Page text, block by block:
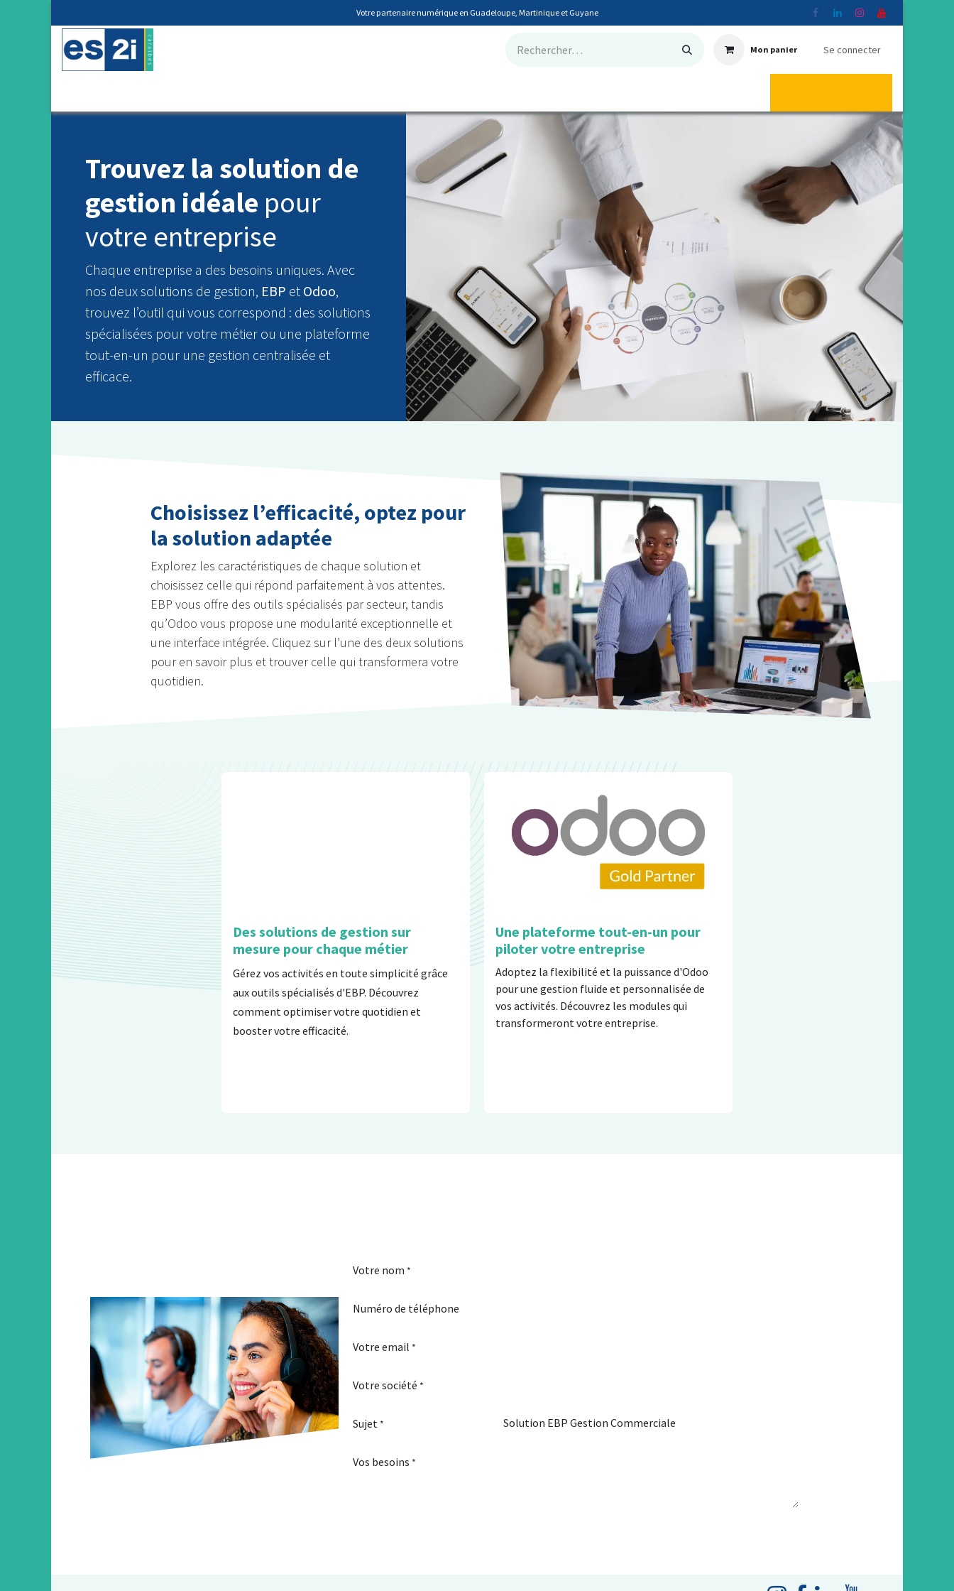
Votre partenaire numérique en Guadeloupe, Martinique et Guyane
Mon panier Se connecter
Trouvez la solution de
gestion idéale pour
votre entreprise
Chaque entreprise a des besoins uniques. Avec
nos deux solutions de gestion, EBP et Odoo,
trouvez l’outil qui vous correspond : des solutions
spécialisées pour votre métier ou une plateforme
tout-en-un pour une gestion centralisée et
efficace.
Choisissez l’efficacité, optez pour
la solution adaptée
Explorez les caractéristiques de chaque solution et
choisissez celle qui répond parfaitement à vos attentes.
EBP vous offre des outils spécialisés par secteur, tandis
qu’Odoo vous propose une modularité exceptionnelle et
une interface intégrée. Cliquez sur l’une des deux solutions
pour en savoir plus et trouver celle qui transformera votre
quotidien.
Une plateforme tout-en-un pour
piloter votre entreprise
Adoptez la flexibilité et la puissance d'Odoo
pour une gestion fluide et personnalisée de
vos activités. Découvrez les modules qui
transformeront votre entreprise.
Des solutions de gestion sur
mesure pour chaque métier
Gérez vos activités en toute simplicité grâce
aux outils spécialisés d'EBP. Découvrez
comment optimiser votre quotidien et
booster votre efficacité.
Votre nom *
Numéro de téléphone
Votre email *
Votre société *
Sujet *
Vos besoins *